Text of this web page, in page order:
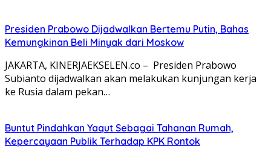
Presiden Prabowo Dijadwalkan Bertemu Putin, Bahas
Kemungkinan Beli Minyak dari Moskow
JAKARTA, KINERJAEKSELEN.co – Presiden Prabowo
Subianto dijadwalkan akan melakukan kunjungan kerja
ke Rusia dalam pekan…
Buntut Pindahkan Yaqut Sebagai Tahanan Rumah,
Kepercayaan Publik Terhadap KPK Rontok